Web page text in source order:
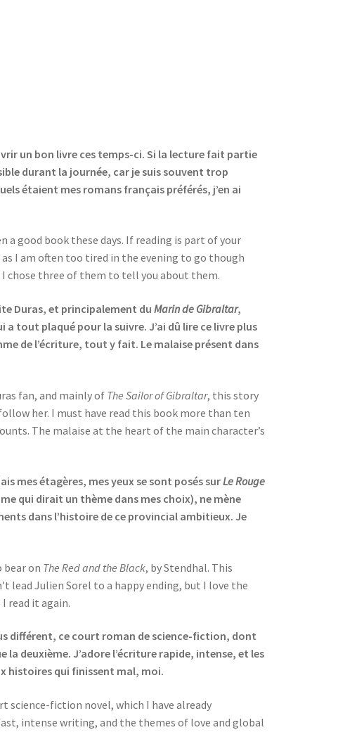
un bon livre ces temps-ci. Si la lecture fait partie
durant la journée, car je suis souvent trop
étaient mes romans français préférés, j’en ai
good book these days. If reading is part of your
I am often too tired in the evening to go though
chose three of them to tell you about them.
Duras, et principalement duMarin de Gibraltar,
tout plaqué pour la suivre. J’ai dû lire ce livre plus
de l’écriture, tout y fait. Le malaise présent dans
fan, and mainly of The Sailor of Gibraltar, this story
her. I must have read this book more than ten
The malaise at the heart of the main character’s
mes étagères, mes yeux se sont posés surLe Rouge
qui dirait un thème dans mes choix), ne mène
dans l’histoire de ce provincial ambitieux. Je
bear on The Red and the Black, by Stendhal. This
lead Julien Sorel to a happy ending, but I love the
read it again.
différent, ce court roman de science-fiction, dont
deuxième. J’adore l’écriture rapide, intense, et les
histoires qui finissent mal, moi.
science-fiction novel, which I have already
intense writing, and the themes of love and global